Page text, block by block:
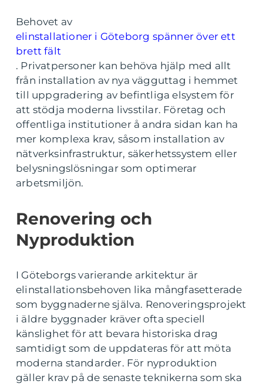
Behovet av
elinstallationer i Göteborg spänner över ett
brett fält
. Privatpersoner kan behöva hjälp med allt
från installation av nya vägguttag i hemmet
till uppgradering av befintliga elsystem för
att stödja moderna livsstilar. Företag och
offentliga institutioner å andra sidan kan ha
mer komplexa krav, såsom installation av
nätverksinfrastruktur, säkerhetssystem eller
belysningslösningar som optimerar
arbetsmiljön.
Renovering och
Nyproduktion
I Göteborgs varierande arkitektur är
elinstallationsbehoven lika mångfasetterade
som byggnaderne själva. Renoveringsprojekt
i äldre byggnader kräver ofta speciell
känslighet för att bevara historiska drag
samtidigt som de uppdateras för att möta
moderna standarder. För nyproduktion
gäller krav på de senaste teknikerna som ska